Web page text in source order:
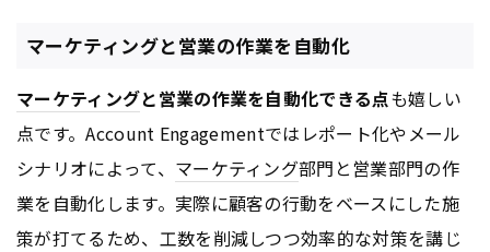
マーケティングと営業の作業を自動化
マーケティングと営業の作業を自動化できる点も嬉しい
点です。Account Engagementではレポート化やメール
シナリオによって、 マーケティング部門と営業部門の作
業を自動化します。実際に顧客の行動をベースにした施
策が打てるため、工数を削減しつつ効率的な対策を講じ